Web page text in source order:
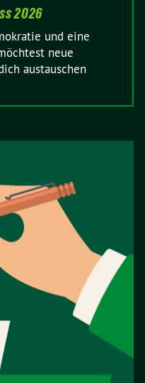
2026
und eine
neue
austauschen